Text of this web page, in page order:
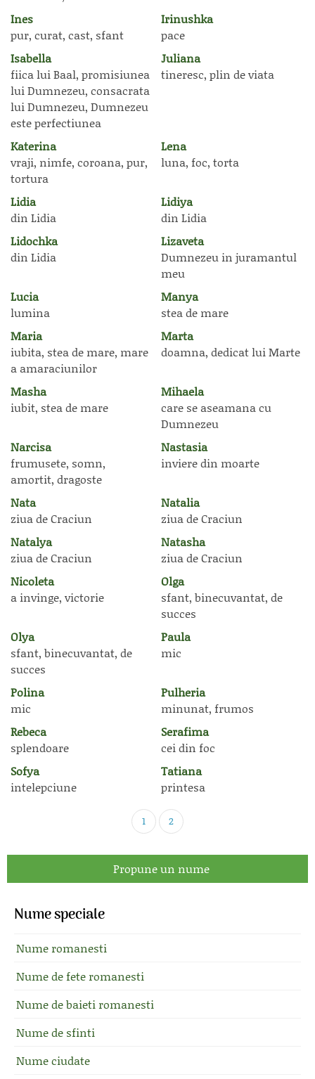
Ines
pur, curat, cast, sfant
Irinushka
pace
Isabella
fiica lui Baal, promisiunea
lui Dumnezeu, consacrata
lui Dumnezeu, Dumnezeu
este perfectiunea
Juliana
tineresc, plin de viata
Katerina
vraji, nimfe, coroana, pur,
tortura
Lena
luna, foc, torta
Lidia
din Lidia
Lidiya
din Lidia
Lidochka
din Lidia
Lizaveta
Dumnezeu in juramantul
meu
Lucia
lumina
Manya
stea de mare
Maria
iubita, stea de mare, mare
a amaraciunilor
Marta
doamna, dedicat lui Marte
Masha
iubit, stea de mare
Mihaela
care se aseamana cu
Dumnezeu
Narcisa
frumusete, somn,
amortit, dragoste
Nastasia
inviere din moarte
Nata
ziua de Craciun
Natalia
ziua de Craciun
Natalya
ziua de Craciun
Natasha
ziua de Craciun
Nicoleta
a invinge, victorie
Olga
sfant, binecuvantat, de
succes
Olya
sfant, binecuvantat, de
succes
Paula
mic
Polina
mic
Pulheria
minunat, frumos
Rebeca
splendoare
Serafima
cei din foc
Sofya
intelepciune
Tatiana
printesa
1 2
Propune un nume
Nume speciale
Nume romanesti
Nume de fete romanesti
Nume de baieti romanesti
Nume de sfinti
Nume ciudate